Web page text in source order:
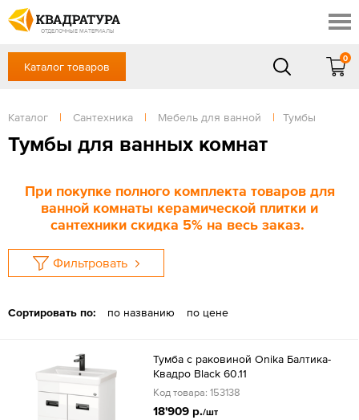
ОТДЕЛОЧНЫЕ МАТЕРИАЛЫ
Скидки
Акции
Готовые решения
Доставка и оплата
Отзывы
+7 (8652) 20-54-77
Сб, Вс — выходной
ЗАКАЗАТЬ ЗВОНОК
Каталог товаров
0
Каталог | Сантехника | Мебель для ванной | Тумбы
Тумбы для ванных комнат
При покупке полного комплекта товаров для
ванной комнаты керамической плитки и
сантехники скидка 5% на весь заказ.
Фильтровать
Сортировать по: по названию по цене
Тумба с раковиной Onika Балтика-
Квадро Black 60.11
Код товара: 153138
18'909 р./шт